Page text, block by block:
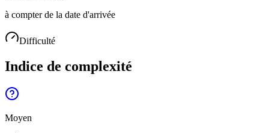
à compter de la date d'arrivée
Difficulté
Indice de complexité
Moyen